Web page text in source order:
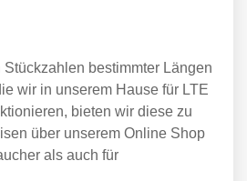
bestimmter Längen
wir in unserem Hause für LTE
bieten wir diese zu
über unserem Online Shop
als auch für